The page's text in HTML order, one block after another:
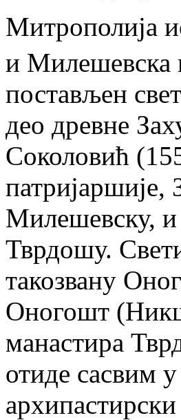
Митрополија
и Милешевска
постављен
део древне
Соколовић
патријаршије,
Милешевску, и
Тврдошу.
такозвану
Оногошт
манастира
отиде сасвим